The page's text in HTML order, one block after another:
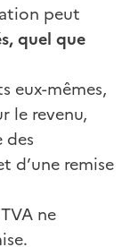
peut
quel que
eux-mêmes,
le revenu,
d’une remise
ne